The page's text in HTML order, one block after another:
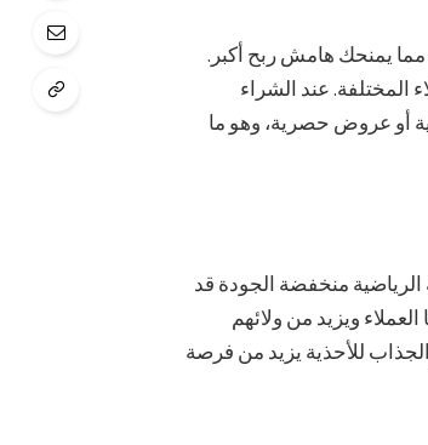
مما يمنحك هامش ربح أكبر.
المختلفة. عند الشراء
أو عروض حصرية، وهو ما
منخفضة الجودة قد
ويزيد من ولائهم
للأحذية يزيد من فرصة